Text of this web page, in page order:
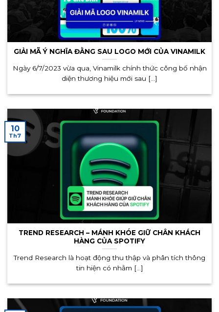
GIẢI MÃ Ý NGHĨA ĐẰNG SAU LOGO MỚI CỦA VINAMILK
Ngày 6/7/2023 vừa qua, Vinamilk chính thức công bố nhận
diện thương hiệu mới sau [...]
TREND RESEARCH – MÁNH KHÓE GIỮ CHÂN KHÁCH
HÀNG CỦA SPOTIFY
Trend Research là hoạt động thu thập và phân tích thông
tin hiện có nhằm [...]
10
Th7